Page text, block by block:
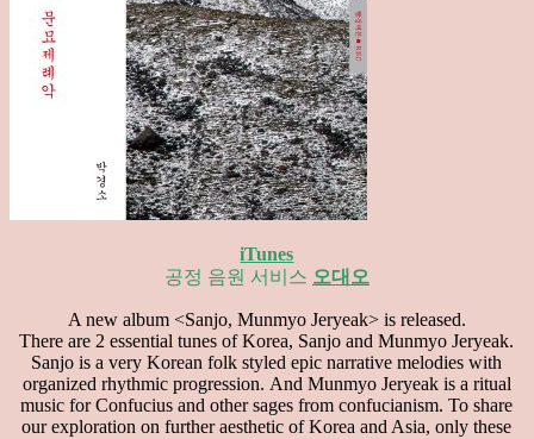
iTunes
공정 음원 서비스 오대오
A new album <Sanjo, Munmyo Jeryeak> is released.
There are 2 essential tunes of Korea, Sanjo and Munmyo Jeryeak.
Sanjo is a very Korean folk styled epic narrative melodies with
organized rhythmic progression. And Munmyo Jeryeak is a ritual
music for Confucius and other sages from confucianism. To share
our exploration on further aesthetic of Korea and Asia, only these